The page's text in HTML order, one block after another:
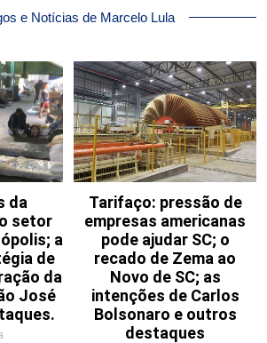
e Notícias de Marcelo Lula
da
setor
a
de
da
José
Tarifaço: pressão de
empresas americanas
pode ajudar SC; o
recado de Zema ao
Novo de SC; as
intenções de Carlos
Bolsonaro e outros
destaques